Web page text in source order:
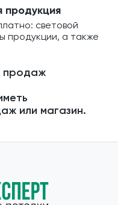
продукция
световой
продукции, а также
продаж
или магазин.